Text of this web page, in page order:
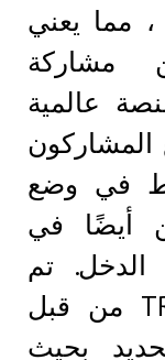
مما يعني
مشاركة
عالمية
المشاركون
في وضع
أيضًا في
الدخل. تم
إنشاء عملة التشفير TRON من قبل
بحيث